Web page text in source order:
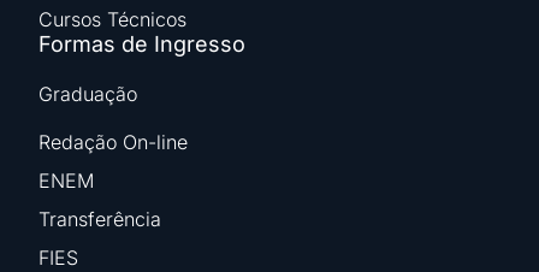
Cursos Técnicos
Formas de Ingresso
Graduação
Redação On-line
ENEM
Transferência
FIES